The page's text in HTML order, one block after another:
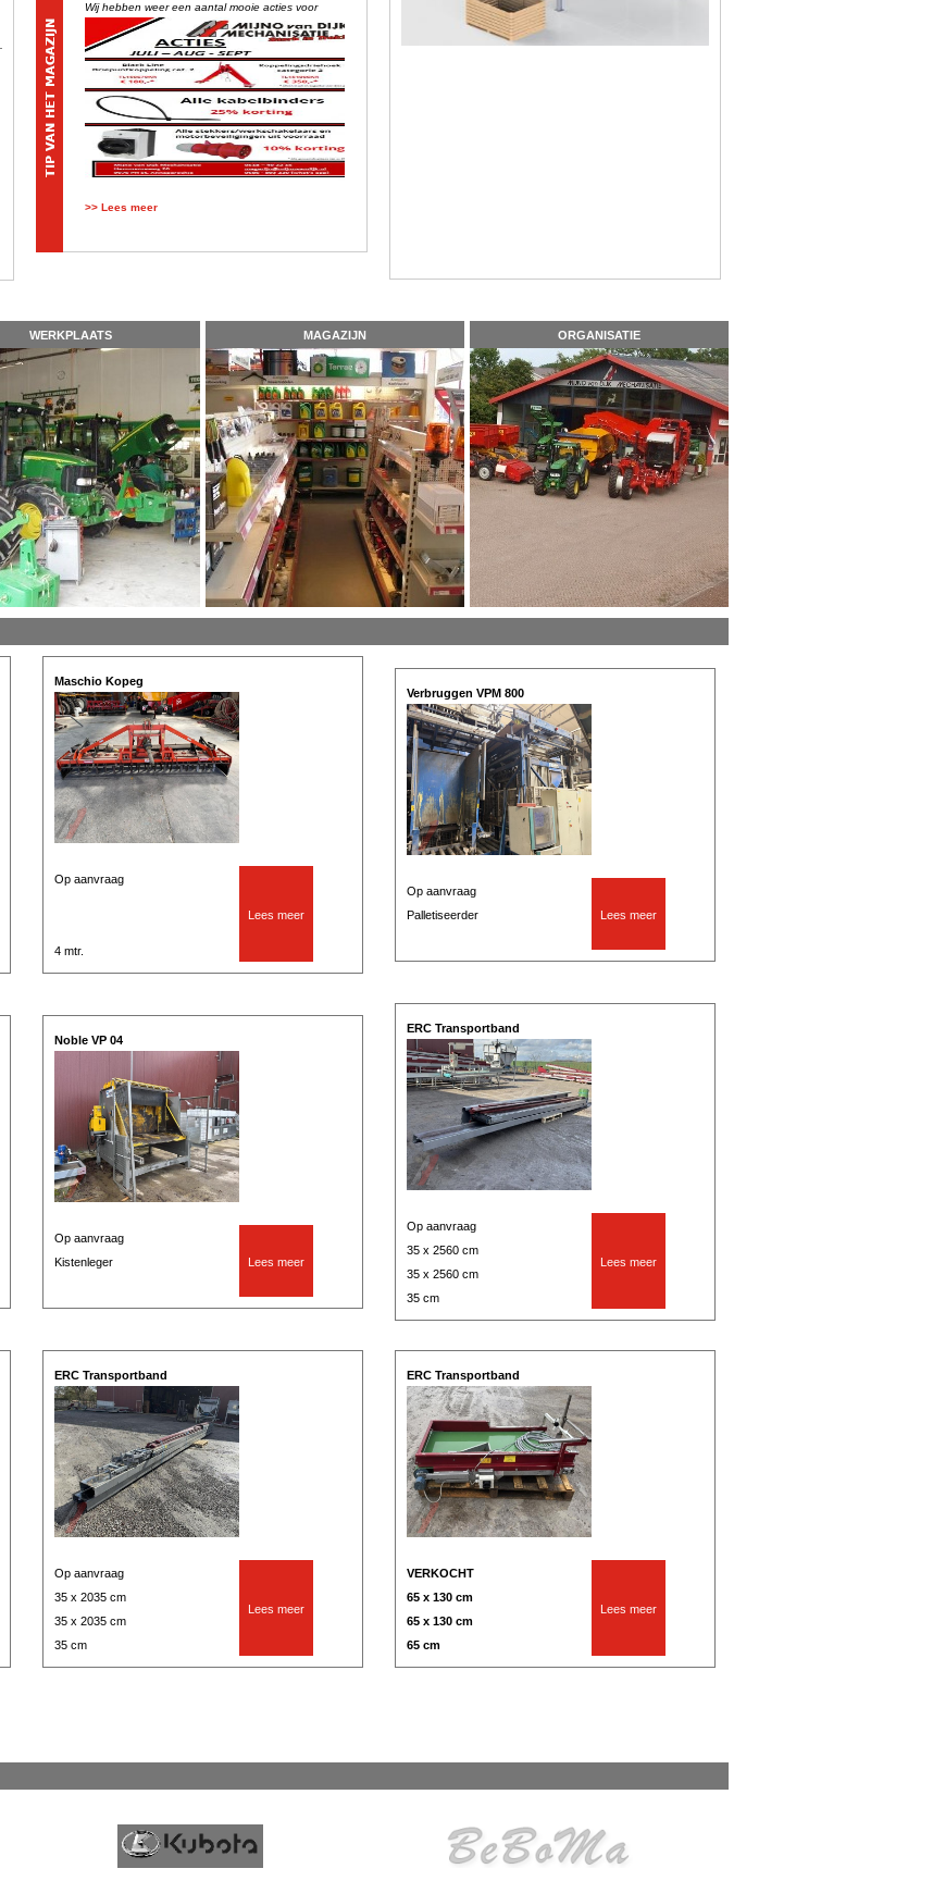
Wij hebben weer een aantal mooie acties voor
>> Lees meer
WERKPLAATS MAGAZIJN ORGANISATIE
Maschio Kopeg
Op aanvraag
4 mtr.
Lees meer
Verbruggen VPM 800
Op aanvraag
Palletiseerder
Lees meer
Noble VP 04
Op aanvraag
Kistenleger
Lees meer
ERC Transportband
Op aanvraag
35 x 2560 cm
35 x 2560 cm
35 cm
Lees meer
ERC Transportband
Op aanvraag
35 x 2035 cm
35 x 2035 cm
35 cm
Lees meer
ERC Transportband
VERKOCHT
65 x 130 cm
65 x 130 cm
65 cm
Lees meer